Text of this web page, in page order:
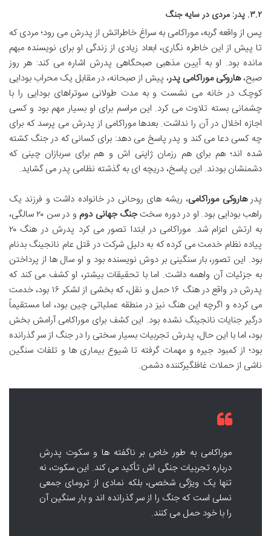
۳.۲. پدر: مردی در سایه جنگ
پس از واقعه گربه، موراکامی به سراغ خاطراتش از پدرش می رود؛ مردی که
تا پیش از این خاطره نگاری، ابعاد زیادی از زندگی او برای نویسنده مبهم
مانده بود. او به آیین مذهبی صبحگاهی پدرش اشاره می کند: هر روز
صبح،هاروکی موراکامی پدر، پیش از صبحانه، در مقابل یک محراب بودایی
کوچک در خانه می نشست و به مدت طولانی سوتراهای بودایی را با
چشمانی بسته تلاوت می کرد. این مراسم برای او بسیار مهم بود و کسی
اجازه اخلال در آن را نداشت. بعدها موراکامی از پدرش می پرسد که برای
چه کسی دعا می کند و پدر پاسخ می دهد: برای کسانی که در جنگ کشته
شده اند؛ هم برای هم رزمان ژاپنی اش و هم برای سربازان چینی که
دشمنشان بودند. این پاسخ، دریچه ای به گذشته نظامی پدر می گشاید.
پدرهاروکی موراکامی، ریشه های روحانی در خانواده داشت و فرزند یک
راهب بودایی بود. او در دوره سختجنگ جهانی دوم
و در سن ۲۰ سالگی،
به ارتش اعزام شد. موراکامی در ابتدا تصور می کرد پدرش در هنگ ۲۰
پیاده نظام خدمت می کرده که به دلیل شرکت در قتل عام نانجینگ بدنام
بود. این تصور، بار سنگینی بر دوش نویسنده بود و او سال ها از پرداختن
به جزئیات آن واهمه داشت. اما با تحقیقات بیشتر، او کشف می کند که
پدرش در واقع در هنگ ۱۶ حمل و نقل، که بخشی از لشکر ۱۶ بود، خدمت
می کرده و اگرچه این هنگ نیز در منطقه عملیاتی چین بود، اما مستقیماً
درگیر جنایات نانجینگ نشده بود. این کشف برای موراکامی آرامش بخش
بود، اما با این حال، پدرش تجربیات بسیار سختی را در جنگ از سر گذرانده
بود؛ از کمبود جیره و مهمات گرفته تا شیوع بیماری ها و تلفات سنگین
ناشی از حملات غافلگیرکننده دشمن.
موراکامی به طور خاص بر ناگفته ها و سکوت پدرش
درباره تجربیات جنگی اش تأکید می کند. این سکوت، نه
تنها یک ویژگی شخصی، بلکه نمادی از ترومای جمعی
نسلی است که جنگ را از سر گذرانده اند و بار سنگین آن
را با خود حمل می کنند.